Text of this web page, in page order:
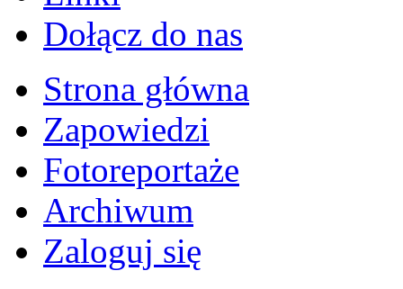
Dołącz do nas
Strona główna
Zapowiedzi
Fotoreportaże
Archiwum
Zaloguj się